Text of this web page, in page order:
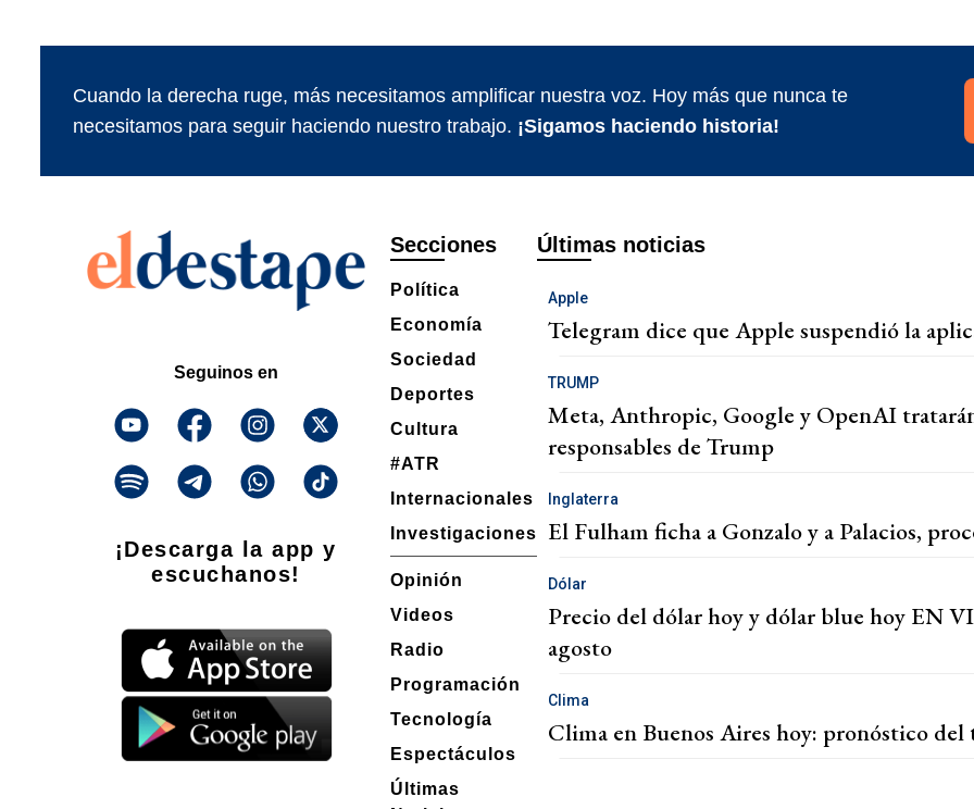
Cuando la derecha ruge, más necesitamos amplificar nuestra voz. Hoy más que nunca te
necesitamos para seguir haciendo nuestro trabajo. ¡Sigamos haciendo historia!
Seguinos en
¡Descarga la app y
escuchanos!
Secciones
Política
Economía
Sociedad
Deportes
Cultura
#ATR
Internacionales
Investigaciones
Opinión
Videos
Radio
Programación
Tecnología
Espectáculos
Últimas
Últimas noticias
Apple
Telegram dice que Apple suspendió la
TRUMP
Meta, Anthropic, Google y OpenAI
responsables de Trump
Inglaterra
El Fulham ficha a Gonzalo y a Palacios,
Dólar
Precio del dólar hoy y dólar blue hoy EN
agosto
Clima
Clima en Buenos Aires hoy: pronóstico